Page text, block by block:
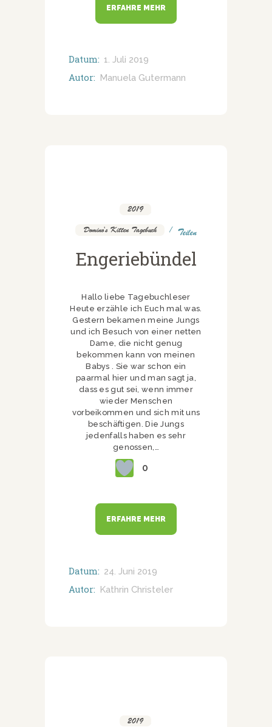
ERFAHRE MEHR
Datum: 1. Juli 2019
Autor: Manuela Gutermann
2019
Domino's Kitten Tagebuch Teilen
Engeriebündel
Hallo liebe Tagebuchleser
Heute erzähle ich Euch mal was.
Gestern bekamen meine Jungs
und ich Besuch von einer netten
Dame, die nicht genug
bekommen kann von meinen
Babys . Sie war schon ein
paarmal hier und man sagt ja,
dass es gut sei, wenn immer
wieder Menschen
vorbeikommen und sich mit uns
beschäftigen. Die Jungs
jedenfalls haben es sehr
genossen,…
0
ERFAHRE MEHR
Datum: 24. Juni 2019
Autor: Kathrin Christeler
2019